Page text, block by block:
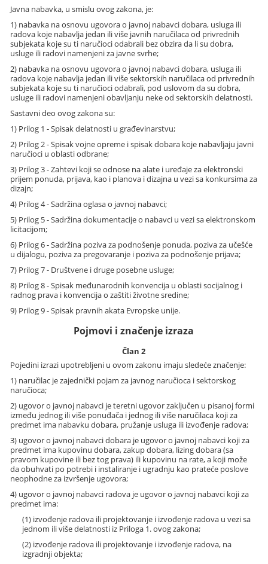
Javna nabavka, u smislu ovog zakona, je:
1) nabavka na osnovu ugovora o javnoj nabavci dobara, usluga ili
radova koje nabavlja jedan ili više javnih naručilaca od privrednih
subjekata koje su ti naručioci odabrali bez obzira da li su dobra,
usluge ili radovi namenjeni za javne svrhe;
2) nabavka na osnovu ugovora o javnoj nabavci dobara, usluga ili
radova koje nabavlja jedan ili više sektorskih naručilaca od privrednih
subjekata koje su ti naručioci odabrali, pod uslovom da su dobra,
usluge ili radovi namenjeni obavljanju neke od sektorskih delatnosti.
Sastavni deo ovog zakona su:
1) Prilog 1 - Spisak delatnosti u građevinarstvu;
2) Prilog 2 - Spisak vojne opreme i spisak dobara koje nabavljaju javni
naručioci u oblasti odbrane;
3) Prilog 3 - Zahtevi koji se odnose na alate i uređaje za elektronski
prijem ponuda, prijava, kao i planova i dizajna u vezi sa konkursima za
dizajn;
4) Prilog 4 - Sadržina oglasa o javnoj nabavci;
5) Prilog 5 - Sadržina dokumentacije o nabavci u vezi sa elektronskom
licitacijom;
6) Prilog 6 - Sadržina poziva za podnošenje ponuda, poziva za učešće
u dijalogu, poziva za pregovaranje i poziva za podnošenje prijava;
7) Prilog 7 - Društvene i druge posebne usluge;
8) Prilog 8 - Spisak međunarodnih konvencija u oblasti socijalnog i
radnog prava i konvencija o zaštiti životne sredine;
9) Prilog 9 - Spisak pravnih akata Evropske unije.
Pojmovi i značenje izraza
Član 2
Pojedini izrazi upotrebljeni u ovom zakonu imaju sledeće značenje:
1) naručilac je zajednički pojam za javnog naručioca i sektorskog
naručioca;
2) ugovor o javnoj nabavci je teretni ugovor zaključen u pisanoj formi
između jednog ili više ponuđača i jednog ili više naručilaca koji za
predmet ima nabavku dobara, pružanje usluga ili izvođenje radova;
3) ugovor o javnoj nabavci dobara je ugovor o javnoj nabavci koji za
predmet ima kupovinu dobara, zakup dobara, lizing dobara (sa
pravom kupovine ili bez tog prava) ili kupovinu na rate, a koji može
da obuhvati po potrebi i instaliranje i ugradnju kao prateće poslove
neophodne za izvršenje ugovora;
4) ugovor o javnoj nabavci radova je ugovor o javnoj nabavci koji za
predmet ima:
(1) izvođenje radova ili projektovanje i izvođenje radova u vezi sa
jednom ili više delatnosti iz Priloga 1. ovog zakona;
(2) izvođenje radova ili projektovanje i izvođenje radova, na
izgradnji objekta;